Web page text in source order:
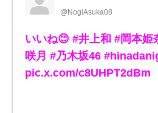
@NogiAsuka08
いいね😊 #井上和 #岡本姫
咲月 #乃木坂46
pic.x.com/c8UHPT2dBm